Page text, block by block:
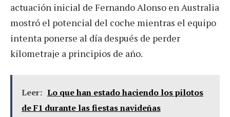
actuación inicial de Fernando Alonso en Australia
mostró el potencial del coche mientras el equipo
intenta ponerse al día después de perder
kilometraje a principios de año.
Leer: Lo que han estado haciendo los pilotos
de F1 durante las fiestas navideñas